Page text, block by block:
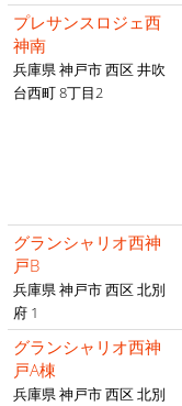
プレサンスロジェ西
神南
兵庫県 神戸市 西区 井吹
台西町 8丁目2
グランシャリオ西神
戸B
兵庫県 神戸市 西区 北別
府 1
グランシャリオ西神
戸A棟
兵庫県 神戸市 西区 北別